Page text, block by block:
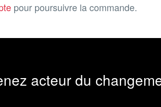
pour poursuivre la commande.
acteur du